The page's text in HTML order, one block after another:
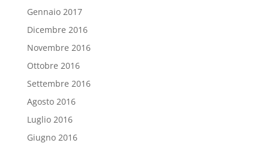
Gennaio 2017
Dicembre 2016
Novembre 2016
Ottobre 2016
Settembre 2016
Agosto 2016
Luglio 2016
Giugno 2016